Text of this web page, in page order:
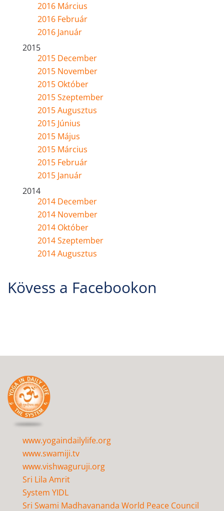
2016 Március
2016 Február
2016 Január
2015
2015 December
2015 November
2015 Október
2015 Szeptember
2015 Augusztus
2015 Június
2015 Május
2015 Március
2015 Február
2015 Január
2014
2014 December
2014 November
2014 Október
2014 Szeptember
2014 Augusztus
Kövess a Facebookon
www.yogaindailylife.org
www.swamiji.tv
www.vishwaguruji.org
Sri Lila Amrit
System YIDL
Sri Swami Madhavananda World Peace Council